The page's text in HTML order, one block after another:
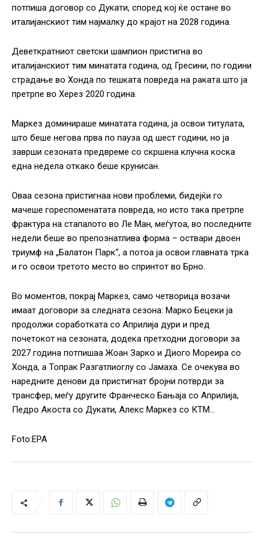
потпиша договор со Дукати, според кој ќе остане во
италијанскиот тим најмалку до крајот на 2028 година.
Деветкратниот светски шампион пристигна во
италијанскиот тим минатата година, од Гресини, по години
страдање во Хонда по тешката повреда на раката што ја
претрпе во Херез 2020 година.
Маркез доминираше минатата година, ја освои титулата,
што беше негова прва по пауза од шест години, но ја
заврши сезоната предвреме со скршена клучна коска
една недела откако беше крунисан.
Оваа сезона пристигнаа нови проблеми, бидејќи го
мачеше гореспоменатата повреда, но исто така претрпе
фрактура на стапалото во Ле Ман, меѓутоа, во последните
недели беше во препознатлива форма – оствари двоен
триумф на „Балатон Парк“, а потоа ја освои главната трка
и го освои третото место во спринтот во Брно.
Во моментов, покрај Маркез, само четворица возачи
имаат договори за следната сезона: Марко Бецеки ја
продолжи соработката со Априлија дури и пред
почетокот на сезоната, додека претходни договори за
2027 година потпишаа Жоан Зарко и Диого Мореира со
Хонда, а Топрак Разгатлиоглу со Јамаха. Се очекува во
наредните денови да пристигнат бројни потврди за
трансфер, меѓу другите Франческо Бањаја со Априлија,
Педро Акоста со Дукати, Алекс Маркез со КТМ…
Foto:EPA